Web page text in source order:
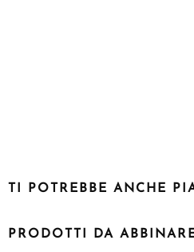
TI POTREBBE ANCHE
PRODOTTI DA